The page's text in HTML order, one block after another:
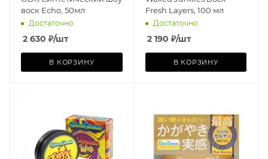
воск Echo, 50мл
Достаточно
2 630 ₽/шт
В КОРЗИНУ
Fresh Layers, 100 мл
Достаточно
2 190 ₽/шт
В КОРЗИНУ